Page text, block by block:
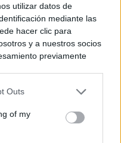
utilizar datos de
mediante las
hacer clic para
y a nuestros socios
previamente
cuenta que algún
el derecho de
se aplicarán
Outs
of my